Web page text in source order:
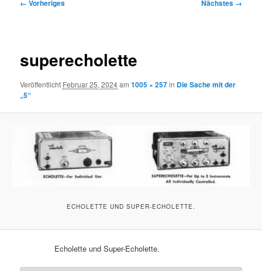
← Vorheriges Nächstes →
superecholette
Veröffentlicht Februar 25, 2024am1005 × 257in Die Sache mit der
„5“
ECHOLETTE UND SUPER-ECHOLETTE.
Echolette und Super-Echolette.